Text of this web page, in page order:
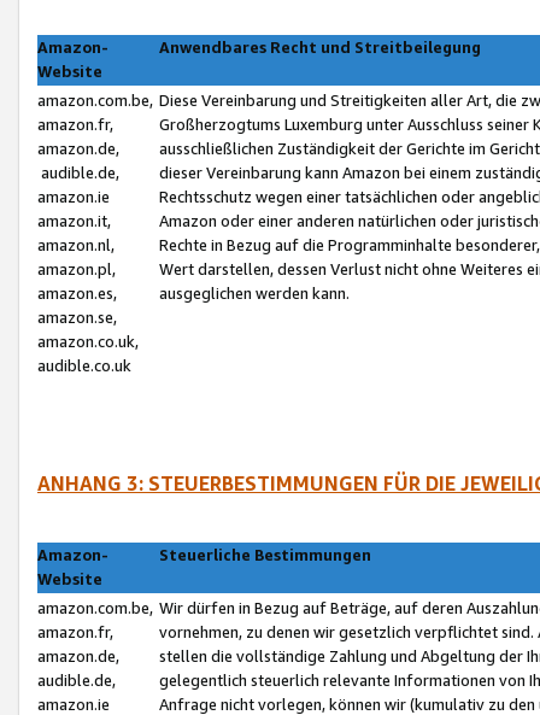
Amazon-
Website
Anwendbares Recht und Streitbeilegung
amazon.com.be,
amazon.fr,
amazon.de,
audible.de,
amazon.ie
amazon.it,
amazon.nl,
amazon.pl,
amazon.es,
amazon.se,
amazon.co.uk,
audible.co.uk
Diese Vereinbarung und Streitigkeiten aller Art, die
Großherzogtums Luxemburg unter Ausschluss
ausschließlichen Zuständigkeit der Gerichte im
dieser Vereinbarung kann Amazon bei einem
Rechtsschutz wegen einer tatsächlichen oder
Amazon oder einer anderen natürlichen oder
Rechte in Bezug auf die Programminhalte
Wert darstellen, dessen Verlust nicht ohne Weiteres
ausgeglichen werden kann.
ANHANG 3: STEUERBESTIMMUNGEN FÜR DIE
Amazon-
Website
Steuerliche Bestimmungen
amazon.com.be,
amazon.fr,
amazon.de,
audible.de,
amazon.ie
Wir dürfen in Bezug auf Beträge, auf deren
vornehmen, zu denen wir gesetzlich verpflichtet
stellen die vollständige Zahlung und Abgeltung der
gelegentlich steuerlich relevante Informationen von
Anfrage nicht vorlegen, können wir (kumulativ zu